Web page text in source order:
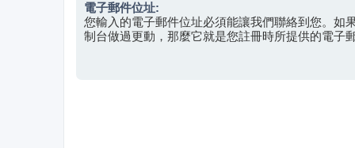
電子郵件位址:
您輸入的電子郵件位址必須能讓我們聯絡到您。如
制台做過更動，那麼它就是您註冊時所提供的電子郵